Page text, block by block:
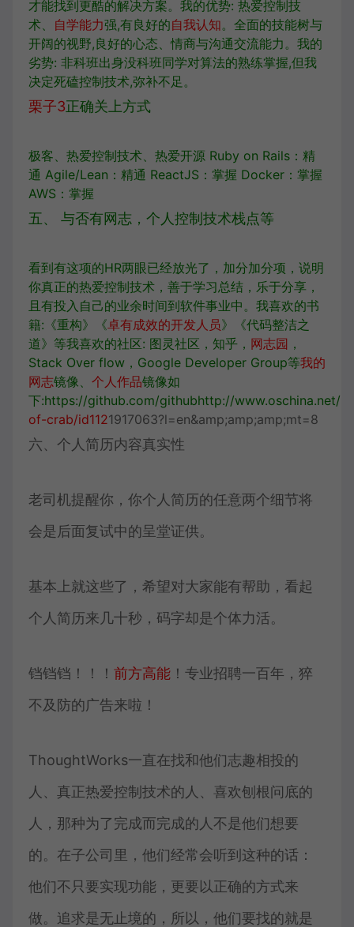
才能找到更酷的解决方案。我的优势: 热爱控制技
术、 自学能力强,有良好的自我认知。全面的技能树与
开阔的视野,良好的心态、情商与沟通交流能力。我的
劣势: 非科班出身没科班同学对算法的熟练掌握,但我
决定死磕控制技术,弥补不足。
栗子3正确关上方式
极客、热爱控制技术、热爱开源 Ruby on Rails：精
通 Agile/Lean：精通 ReactJS：掌握 Docker：掌握
AWS：掌握
五、 与否有网志，个人控制技术栈点等
看到有这项的HR两眼已经放光了，加分加分项，说明
你真正的热爱控制技术，善于学习总结，乐于分享，
且有投入自己的业余时间到软件事业中。我喜欢的书
籍:《重构》《卓有成效的开发人员》《代码整洁之
道》等我喜欢的社区: 图灵社区，知乎， 网志园 ，
Stack Over flow，Google Developer Group等我的
网志镜像、 个人作品镜像如
下:https://github.com/githubhttp://www.oschina.net/
of-crab/id1121917063?l=en&amp;amp;amp;mt=8
六、个人简历内容真实性
老司机提醒你，你个人简历的任意两个细节将
会是后面复试中的呈堂证供。
基本上就这些了，希望对大家能有帮助，看起
个人简历来几十秒，码字却是个体力活。
铛铛铛！！！ 前方高能 ！专业招聘一百年，猝
不及防的广告来啦！
ThoughtWorks一直在找和他们志趣相投的
人、真正热爱控制技术的人、喜欢刨根问底的
人，那种为了完成而完成的人不是他们想要
的。在子公司里，他们经常会听到这种的话：
他们不只要实现功能，更要以正确的方式来
做。追求是无止境的，所以，他们要找的就是